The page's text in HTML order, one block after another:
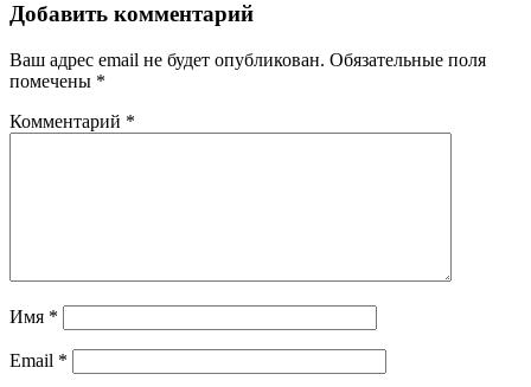
Добавить комментарий
Ваш адрес email не будет опубликован. Обязательные поля
помечены *
Комментарий *
Имя *
Email *